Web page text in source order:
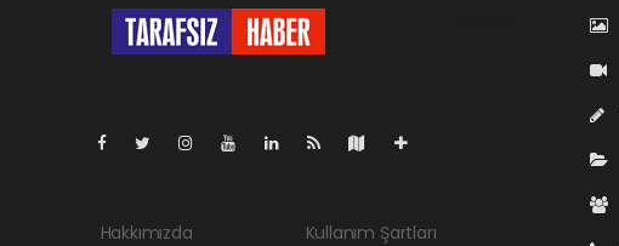
Hakkımızda
Kullanım Şartları